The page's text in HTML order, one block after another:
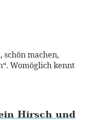
machen,
Womöglich kennt
Hirsch und